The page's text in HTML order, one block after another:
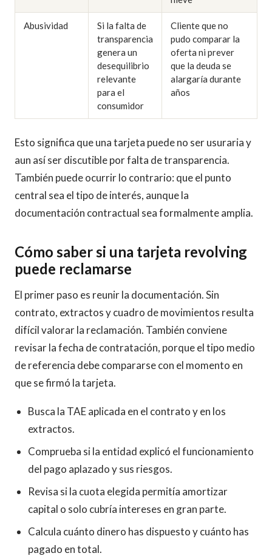
Abusividad
Si la falta de
transparencia
genera un
desequilibrio
relevante
para el
consumidor
Cliente que no
pudo comparar la
oferta ni prever
que la deuda se
alargaría durante
años
Esto significa que una tarjeta puede no ser usuraria y
aun así ser discutible por falta de transparencia.
También puede ocurrir lo contrario: que el punto
central sea el tipo de interés, aunque la
documentación contractual sea formalmente amplia.
Cómo saber si una tarjeta revolving
puede reclamarse
El primer paso es reunir la documentación. Sin
contrato, extractos y cuadro de movimientos resulta
difícil valorar la reclamación. También conviene
revisar la fecha de contratación, porque el tipo medio
de referencia debe compararse con el momento en
que se firmó la tarjeta.
Busca la TAE aplicada en el contrato y en los
extractos.
Comprueba si la entidad explicó el funcionamiento
del pago aplazado y sus riesgos.
Revisa si la cuota elegida permitía amortizar
capital o solo cubría intereses en gran parte.
Calcula cuánto dinero has dispuesto y cuánto has
pagado en total.